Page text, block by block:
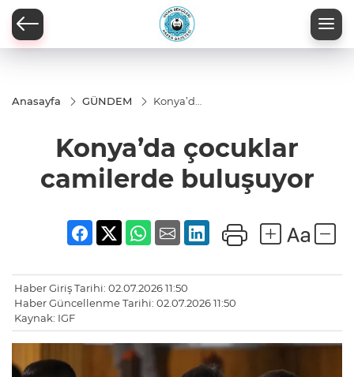
Anasayfa GÜNDEM
Konya’da
buluşuyor
Konya’da çocuklar
camilerde buluşuyor
Haber Giriş Tarihi: 02.07.2026 11:50
Haber Güncellenme Tarihi: 02.07.2026 11:50
Kaynak: IGF